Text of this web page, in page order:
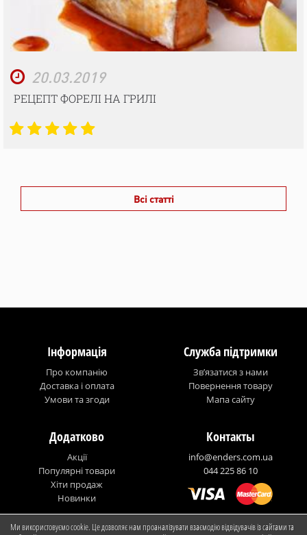
20.03.2019
РЕЦЕПТ ФОРЕЛІ НА ГРИЛІ
Всі статті
Інформація
Про компанію
Доставка і оплата
Умови та згоди
Служба підтримки
Зв’язатися з нами
Повернення товару
Мапа сайту
Додатково
Акції
Популярні товари
Хіти продаж
Новинки
Контакты
info@enders.com.ua
044 225 86 10
© Enders Ukraine
Ми використовуємо cookie. Це дозволяє нам проаналізувати взаємодію відвідувачів із сайтами та